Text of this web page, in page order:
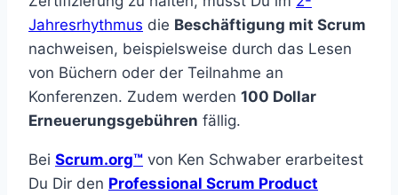
Jahresrhythmus die Beschäftigung mit Scrum
nachweisen, beispielsweise durch das Lesen
von Büchern oder der Teilnahme an
Konferenzen. Zudem werden 100 Dollar
Erneuerungsgebühren fällig.
Bei Scrum.org™ von Ken Schwaber erarbeitest
Du Dir den Professional Scrum Product